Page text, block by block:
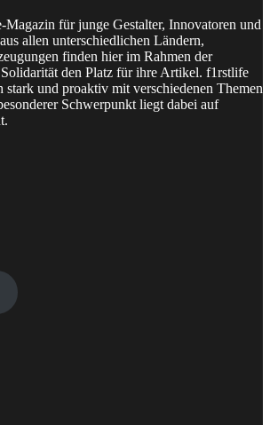
für junge Gestalter, Innovatoren und
allen unterschiedlichen Ländern,
finden hier im Rahmen der
den Platz für ihre Artikel. f1rstlife
und proaktiv mit verschiedenen Themen
Schwerpunkt liegt dabei auf